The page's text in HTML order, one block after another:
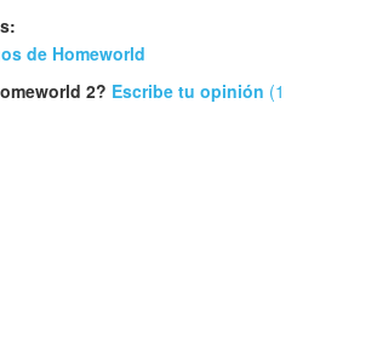
de Homeworld
2? Escribe tu opinión (1